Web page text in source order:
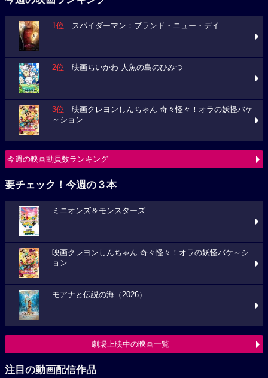
1位 スパイダーマン：ブランド・ニュー・デイ
2位 映画ちいかわ 人魚の島のひみつ
3位 映画クレヨンしんちゃん 奇々怪々！オラの妖怪バケ
～ション
今週の映画動員数ランキング
要チェック！今週の３本
ミニオンズ＆モンスターズ
映画クレヨンしんちゃん 奇々怪々！オラの妖怪バケ～シ
ョン
モアナと伝説の海（2026）
劇場上映中の映画一覧
注目の動画配信作品